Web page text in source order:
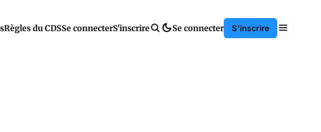
Règles du CDSSe connecterS'inscrire Se connecter S'inscrire